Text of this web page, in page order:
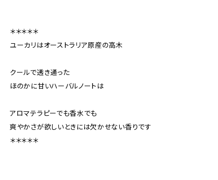
＊＊＊＊＊
ユーカリはオーストラリア原産の高木
クールで透き通った
ほのかに甘いハーバルノートは
アロマテラピーでも香水でも
爽やかさが欲しいときには欠かせない香りです
＊＊＊＊＊